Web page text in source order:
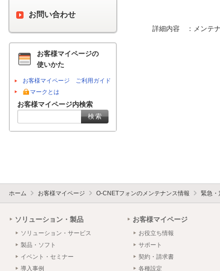
詳細内容　：メンテナ
お問い合わせ
お客様マイページの
使いかた
お客様マイページ ご利用ガイド
マークとは
お客様マイページ内検索
ホーム お客様マイページ O-CNETフォンのメンテナンス情報 緊急・
ソリューション・製品
ソリューション・サービス
製品・ソフト
イベント・セミナー
導入事例
お客様マイページ
お役立ち情報
サポート
契約・請求書
各種設定